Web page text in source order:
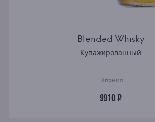
Blended Whisky
Купажированный
· Япония
9910 ₽